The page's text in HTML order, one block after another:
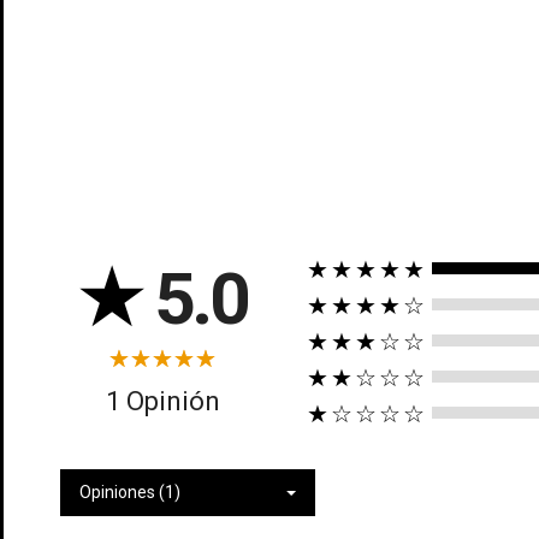
★5.0
1 Opinión
★★★★★
★★★★☆
★★★☆☆
★★☆☆☆
★☆☆☆☆
Opiniones (1)